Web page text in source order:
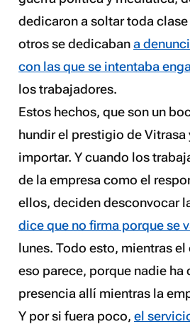
dedicaron a soltar toda
otros se dedicabana
con las que se intentaba
los trabajadores.
Estos hechos, que son un
hundir el prestigio de
importar. Y cuando los
de la empresa como el
ellos, deciden desconvocar
dice que no firma porque se
lunes. Todo esto, mientras
eso parece, porque nadie
presencia allí mientras la
Y por si fuera poco,el